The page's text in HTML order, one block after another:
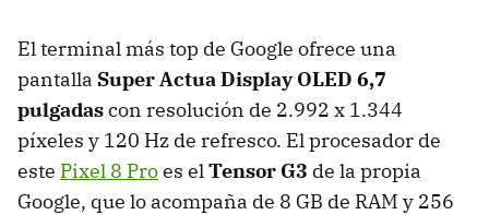
El terminal más top de Google ofrece una
pantalla Super Actua Display OLED 6,7
pulgadascon resolución de 2.992 x 1.344
píxeles y 120 Hz de refresco. El procesador de
este Pixel 8 Proes elTensor G3 de la propia
Google, que lo acompaña de 8 GB de RAM y 256